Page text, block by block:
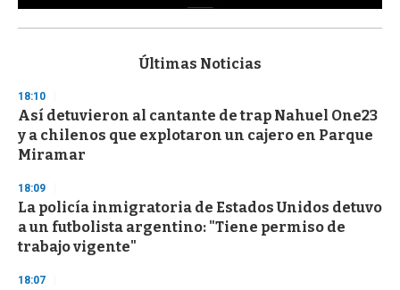
s
d
s
o
f
3
s
e
c
o
n
Últimas Noticias
18:10
Así detuvieron al cantante de trap Nahuel One23
y a chilenos que explotaron un cajero en Parque
Miramar
18:09
La policía inmigratoria de Estados Unidos detuvo
a un futbolista argentino: "Tiene permiso de
trabajo vigente"
18:07